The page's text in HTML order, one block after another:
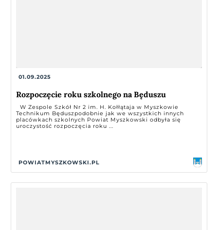
01.09.2025
Rozpoczęcie roku szkolnego na Będuszu
W Zespole Szkół Nr 2 im. H. Kołłątaja w Myszkowie
Technikum Będuszpodobnie jak we wszystkich innych
placówkach szkolnych Powiat Myszkowski odbyła się
uroczystość rozpoczęcia roku ...
POWIATMYSZKOWSKI.PL